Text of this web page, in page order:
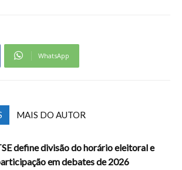
WhatsApp
MAIS DO AUTOR
define divisão do horário eleitoral e
em debates de 2026